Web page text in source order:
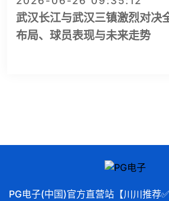
武汉长江与武汉三镇激烈对决
布局、球员表现与未来走势
PG电子(中国)官方直营站【川川推荐